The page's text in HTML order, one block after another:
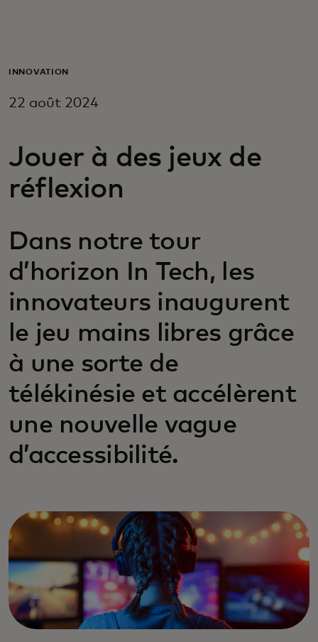
Pour les professionnels
Pour les innovateurs
INNOVATION
22 août 2024
Jouer à des jeux de
réflexion
Dans notre tour
d’horizon In Tech, les
innovateurs inaugurent
le jeu mains libres grâce
à une sorte de
télékinésie et accélèrent
une nouvelle vague
d’accessibilité.